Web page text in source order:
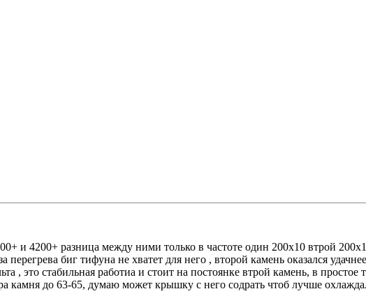
и 4200+ разница между ними только в частоте один 200х10 втрой
биг тифуна не хватет для него , второй камень оказался
, это стабильная работиа и стоит на постоянке втрой камень, в простое
камня до 63-65, думаю может крышку с него содрать чтоб лучше